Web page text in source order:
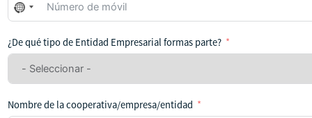
No
se
seleccionado
ningún
¿De qué tipo de Entidad Empresarial formas parte?
Nombre de la cooperativa/empresa/entidad